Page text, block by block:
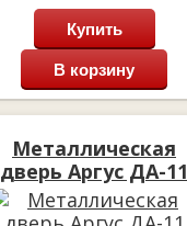
Купить
В корзину
Металлическая
дверь Аргус ДА-11